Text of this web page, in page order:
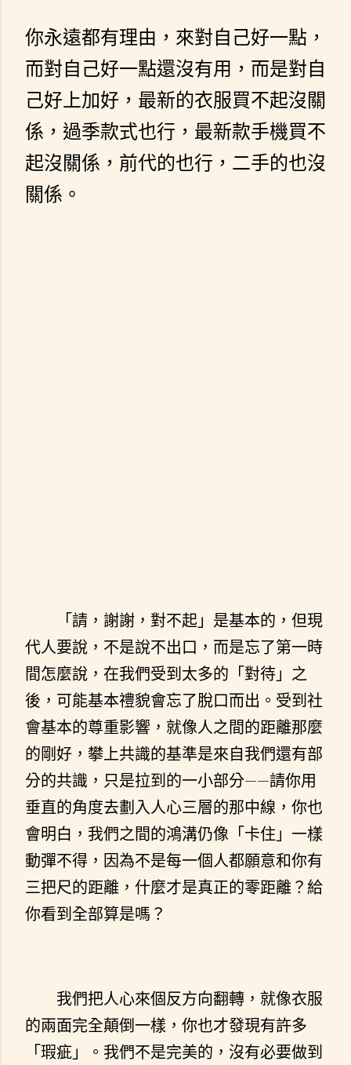
你永遠都有理由，來對自己好一點，
而對自己好一點還沒有用，而是對自
己好上加好，最新的衣服買不起沒關
係，過季款式也行，最新款手機買不
起沒關係，前代的也行，二手的也沒
關係。
「請，謝謝，對不起」是基本的，但現
代人要說，不是說不出口，而是忘了第一時
間怎麼說，在我們受到太多的「對待」之
後，可能基本禮貌會忘了脫口而出。受到社
會基本的尊重影響，就像人之間的距離那麼
的剛好，攀上共識的基準是來自我們還有部
分的共識，只是拉到的一小部分——請你用
垂直的角度去劃入人心三層的那中線，你也
會明白，我們之間的鴻溝仍像「卡住」一樣
動彈不得，因為不是每一個人都願意和你有
三把尺的距離，什麼才是真正的零距離？給
你看到全部算是嗎？
我們把人心來個反方向翻轉，就像衣服
的兩面完全顛倒一樣，你也才發現有許多
「瑕疵」。我們不是完美的，沒有必要做到